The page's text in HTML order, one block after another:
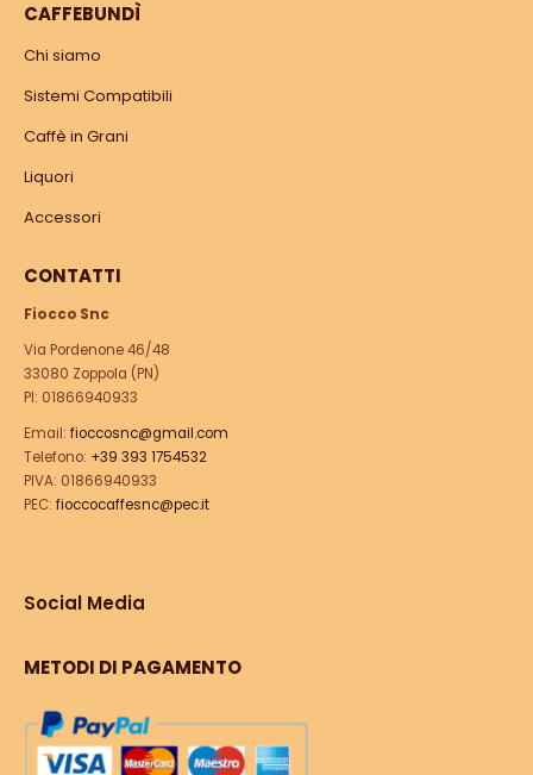
CAFFEBUNDÌ
Chi siamo
Sistemi Compatibili
Caffè in Grani
Liquori
Accessori
CONTATTI
Fiocco Snc
Via Pordenone 46/48
33080 Zoppola (PN)
PI: 01866940933
Email: fioccosnc@gmail.com
Telefono: +39 393 1754532
PIVA: 01866940933
PEC: fioccocaffesnc@pec.it
Social Media
METODI DI PAGAMENTO